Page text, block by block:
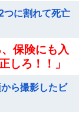
つに割れて死亡
保険にも入
しろ！！」
ら撮影したビ